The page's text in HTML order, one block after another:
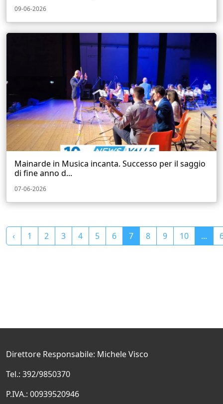
09-06-2026
Mainarde in Musica incanta. Successo per il saggio
di fine anno d...
07-06-2026
‹ 1 2 3 4 5 6 7 8 9 10 ...
Direttore Responsabile: Michele Visco
Tel.: 392/9850370
P.IVA.: 00939520946